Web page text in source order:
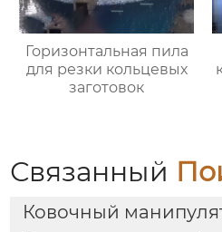
Горизонтальная пила
для резки кольцевых
заготовок
Связанный
Ковочный